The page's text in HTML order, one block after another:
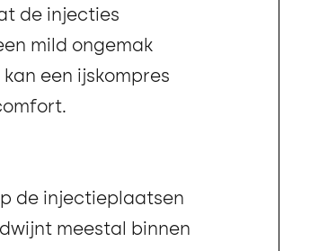
de injecties
mild ongemak
een ijskompres
de injectieplaatsen
meestal binnen